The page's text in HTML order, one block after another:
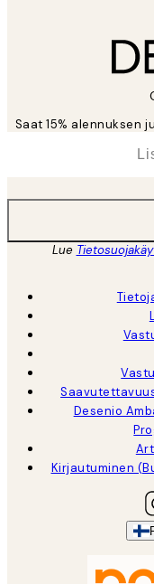
Saat 15% alennuksen
Lue
Desenio
Kirjautuminen